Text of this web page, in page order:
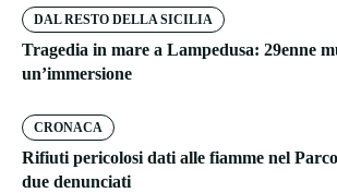
DAL RESTO DELLA SICILIA
Tragedia in mare a Lampedusa: 29enne
un’immersione
CRONACA
Rifiuti pericolosi dati alle fiamme nel
due denunciati